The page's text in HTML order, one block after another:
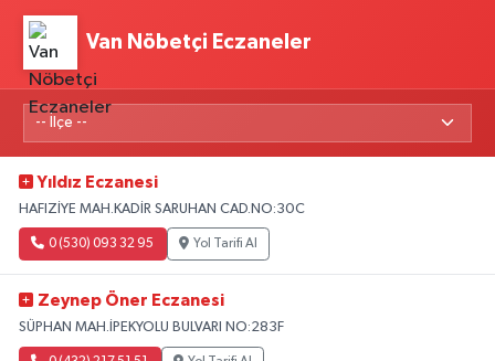
Van Nöbetçi Eczaneler
Yıldız Eczanesi
HAFIZİYE MAH.KADİR SARUHAN CAD.NO:30C
0 (530) 093 32 95 Yol Tarifi Al
Zeynep Öner Eczanesi
SÜPHAN MAH.İPEKYOLU BULVARI NO:283F